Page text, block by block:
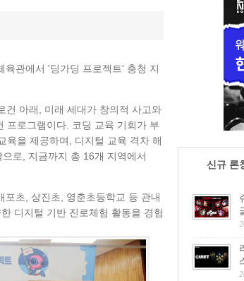
관에서 '딩가딩 프로젝트' 충청 지
건 아래, 미래 세대가 창의적 사고와
프로그램이다. 코딩 교육 기회가 부
육을 제공하며, 디지털 교육 격차 해
로, 지금까지 총 16개 지역에서
초, 상진초, 영춘초등학교 등 관내
디지털 기반 진로체험 활동을 경험
신규 론